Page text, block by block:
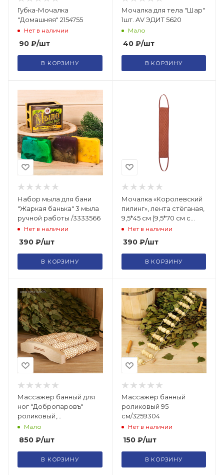
Губка-Мочалка
"Домашняя" 2154755
Нет в наличии
90 ₽/шт
В КОРЗИНУ
Мочалка для тела "Шар"
1шт. AV ЭДИТ 5620
Мало
40₽/шт
В КОРЗИНУ
Набор мыла для бани
"Жаркая банька" 3 мыла
ручной работы /3333566
Нет в наличии
390 ₽/шт
В КОРЗИНУ
Мочалка «Королевский
пилинг», лента стёганая,
9,5*45 см (9,5*70 см с
ручками), в
ассортименте 3 цв
Нет в наличии
390₽/шт
В КОРЗИНУ
Массажер банный для
ног "Добропаровъ"
роликовый,
комбинированный,
средний/2998474
Мало
850 ₽/шт
В КОРЗИНУ
Массажёр банный
роликовый 95
см/3259304
Нет в наличии
150₽/шт
В КОРЗИНУ